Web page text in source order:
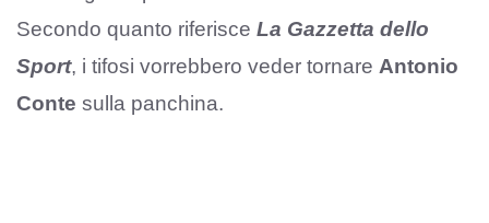
Secondo quanto riferisce La Gazzetta dello
Sport, i tifosi vorrebbero veder tornare Antonio
Conte sulla panchina.